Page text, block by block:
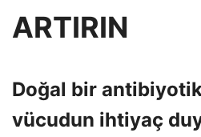
ARTIRIN
Doğal bir
vücudun ihtiyaç